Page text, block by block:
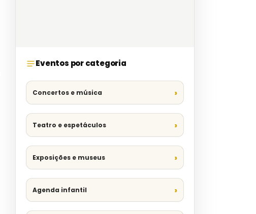
Eventos por categoria
Concertos e música
Teatro e espetáculos
Exposições e museus
Agenda infantil